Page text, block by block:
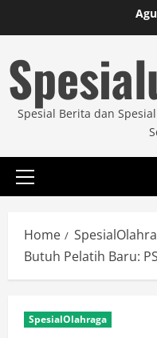
to
Spesial Berita dan
Primary
Home
Butuh Pelatih Baru:
SpesialOlahraga